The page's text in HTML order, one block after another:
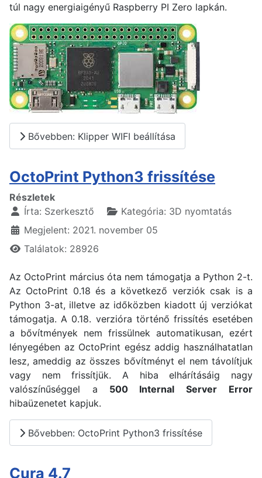
túl nagy energiaigényű Raspberry PI Zero lapkán.
Bővebben: Klipper WIFI beállítása
OctoPrint Python3 frissítése
Részletek
Írta: Szerkesztő Kategória: 3D nyomtatás
Megjelent: 2021. november 05
Találatok: 28926
Az OctoPrint március óta nem támogatja a Python 2-t.
Az OctoPrint 0.18 és a következő verziók csak is a
Python 3-at, illetve az időközben kiadott új verziókat
támogatja. A 0.18. verzióra történő frissítés esetében
a bővítmények nem frissülnek automatikusan, ezért
lényegében az OctoPrint egész addig használhatatlan
lesz, ameddig az összes bővítményt el nem távolítjuk
vagy nem frissítjük. A hiba elhárításáig nagy
valószínűséggel a 500 Internal Server Error
hibaüzenetet kapjuk.
Bővebben: OctoPrint Python3 frissítése
Cura 4.7